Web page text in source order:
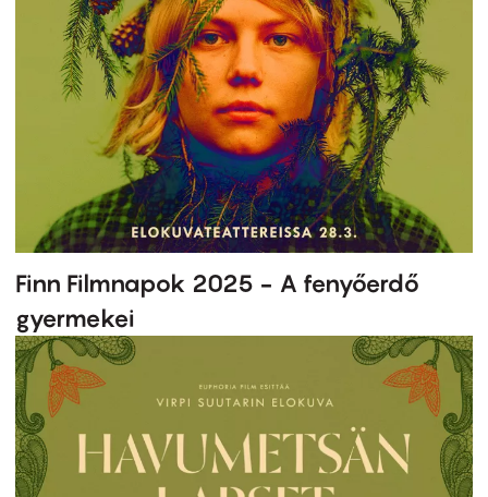
Finn Filmnapok 2025 - A fenyőerdő
gyermekei